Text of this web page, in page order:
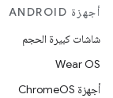
أجهزة ANDROID
شاشات كبيرة الحجم
Wear OS
أجهزة ChromeOS